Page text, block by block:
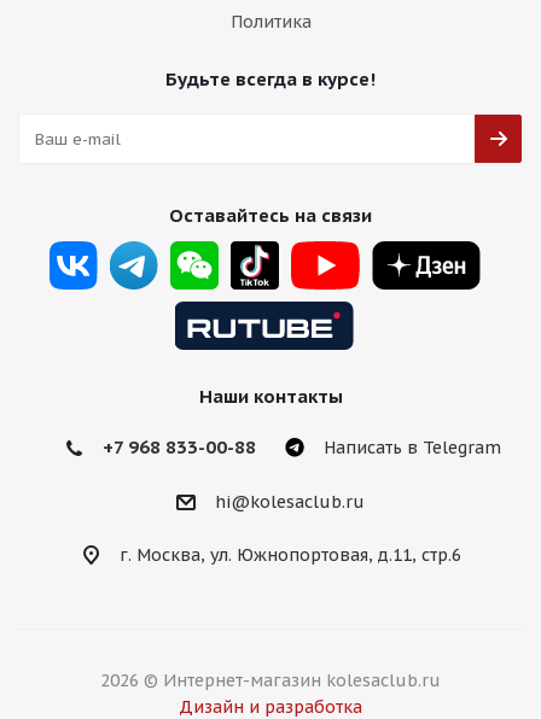
Политика
Будьте всегда в курсе!
Оставайтесь на связи
Наши контакты
+7 968 833-00-88 Написать в Telegram
hi@kolesaclub.ru
г. Москва, ул. Южнопортовая, д.11, стр.6
2026 © Интернет-магазин kolesaclub.ru
Дизайн и разработка